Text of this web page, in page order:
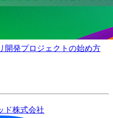
開発プロジェクトの始め方
ド株式会社